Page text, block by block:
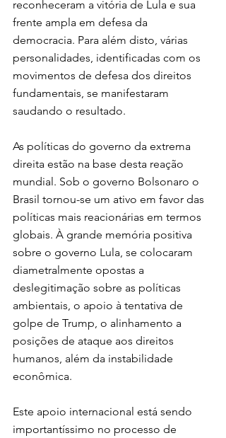
reconheceram a vitória de Lula e sua
frente ampla em defesa da
democracia. Para além disto, várias
personalidades, identificadas com os
movimentos de defesa dos direitos
fundamentais, se manifestaram
saudando o resultado.
As políticas do governo da extrema
direita estão na base desta reação
mundial. Sob o governo Bolsonaro o
Brasil tornou-se um ativo em favor das
políticas mais reacionárias em termos
globais. À grande memória positiva
sobre o governo Lula, se colocaram
diametralmente opostas a
deslegitimação sobre as políticas
ambientais, o apoio à tentativa de
golpe de Trump, o alinhamento a
posições de ataque aos direitos
humanos, além da instabilidade
econômica.
Este apoio internacional está sendo
importantíssimo no processo de